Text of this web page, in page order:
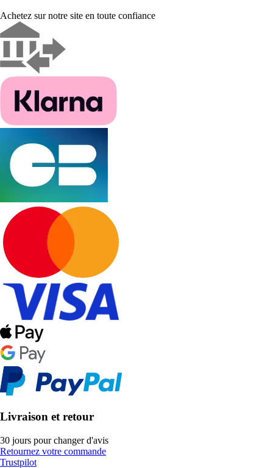
Achetez sur notre site en toute confiance
Livraison et retour
30 jours pour changer d'avis
Retournez votre commande
Trustpilot